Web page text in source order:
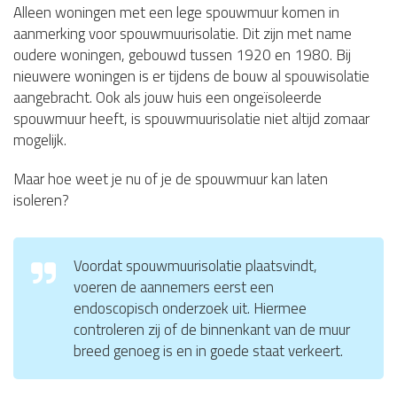
Alleen woningen met een lege spouwmuur komen in
aanmerking voor spouwmuurisolatie. Dit zijn met name
oudere woningen, gebouwd tussen 1920 en 1980. Bij
nieuwere woningen is er tijdens de bouw al spouwisolatie
aangebracht. Ook als jouw huis een ongeïsoleerde
spouwmuur heeft, is spouwmuurisolatie niet altijd zomaar
mogelijk.
Maar hoe weet je nu of je de spouwmuur kan laten
isoleren?
Voordat spouwmuurisolatie plaatsvindt,
voeren de aannemers eerst een
endoscopisch onderzoek uit. Hiermee
controleren zij of de binnenkant van de muur
breed genoeg is en in goede staat verkeert.